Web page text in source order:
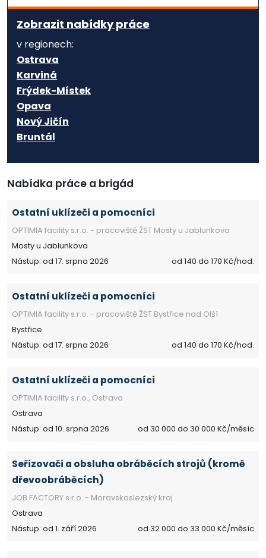
Zobrazit nabídky práce
v regionech:
Ostrava
Karviná
Frýdek-Místek
Opava
Nový Jičín
Bruntál
Nabídka práce a brigád
Ostatní uklízeči a pomocníci
OPTIMIA facility s.r.o. - pracoviště ŽST Mosty u Jablunkova
Mosty u Jablunkova
Nástup: od 17. srpna 2026
od 140 do 170 Kč/hod.
Ostatní uklízeči a pomocníci
OPTIMIA facility s.r.o. - pracoviště ŽST Bystřice nad Olší
Bystřice
Nástup: od 17. srpna 2026
od 140 do 170 Kč/hod.
Ostatní uklízeči a pomocníci
OPTIMIA facility s.r.o., Ostrava
Ostrava
Nástup: od 10. srpna 2026
od 30 000 do 30 000 Kč/měsíc
Seřizovači a obsluha obráběcích strojů (kromě
dřevoobráběcích)
JOB FACTORY s.r.o. - Moravskoslezský kraj
Ostrava
Nástup: od 1. září 2026
od 32 000 do 33 000 Kč/měsíc